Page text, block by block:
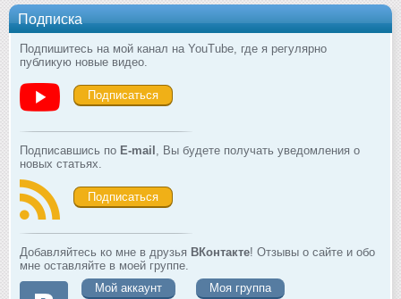
Подписка
Подпишитесь на мой канал на YouTube, где я регулярно
публикую новые видео.
Подписаться
Подписавшись по E-mail , Вы будете получать уведомления о
новых статьях.
Подписаться
Добавляйтесь ко мне в друзья ВКонтакте! Отзывы о сайте и обо
мне оставляйте в моей группе.
Мой аккаунт
Моя группа